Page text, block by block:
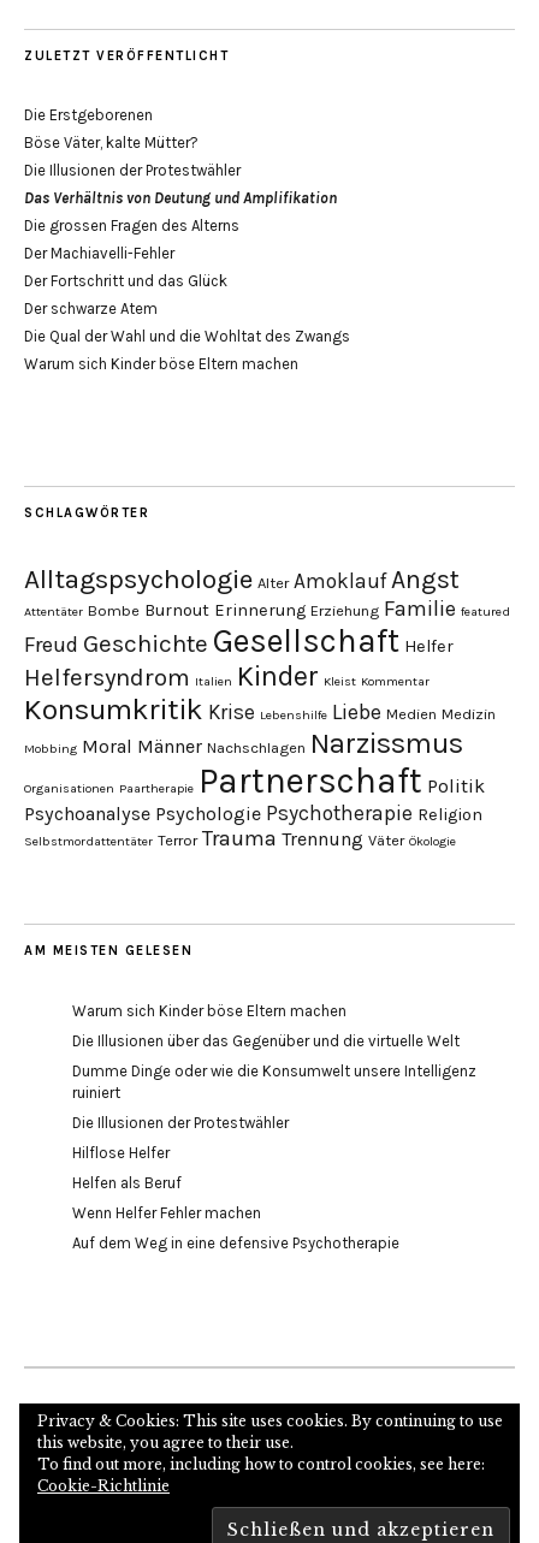
ZULETZT VERÖFFENTLICHT
Die Erstgeborenen
Böse Väter, kalte Mütter?
Die Illusionen der Protestwähler
Das Verhältnis von Deutung und Amplifikation
Die grossen Fragen des Alterns
Der Machiavelli-Fehler
Der Fortschritt und das Glück
Der schwarze Atem
Die Qual der Wahl und die Wohltat des Zwangs
Warum sich Kinder böse Eltern machen
SCHLAGWÖRTER
Alltagspsychologie Alter Amoklauf Angst
Attentäter Bombe Burnout Erinnerung Erziehung Familie featured
Freud Geschichte Gesellschaft Helfer
Helfersyndrom Italien Kinder Kleist Kommentar
Konsumkritik Krise Lebenshilfe Liebe Medien Medizin
Mobbing Moral Männer Nachschlagen Narzissmus
Organisationen Paartherapie Partnerschaft Politik
Psychoanalyse Psychologie Psychotherapie Religion
Selbstmordattentäter Terror Trauma Trennung Väter Ökologie
AM MEISTEN GELESEN
Warum sich Kinder böse Eltern machen
Die Illusionen über das Gegenüber und die virtuelle Welt
Dumme Dinge oder wie die Konsumwelt unsere Intelligenz
ruiniert
Die Illusionen der Protestwähler
Hilflose Helfer
Helfen als Beruf
Wenn Helfer Fehler machen
Auf dem Weg in eine defensive Psychotherapie
Internetseite des Autors und Psychoanalytikers
Proudly powered byWordPress
Theme: Zuki vonElmastudio
Privacy & Cookies: This site uses cookies. By continuing to use
this website, you agree to their use.
To find out more, including how to control cookies, see here:
Cookie-Richtlinie